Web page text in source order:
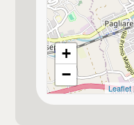
+
−
Leaflet